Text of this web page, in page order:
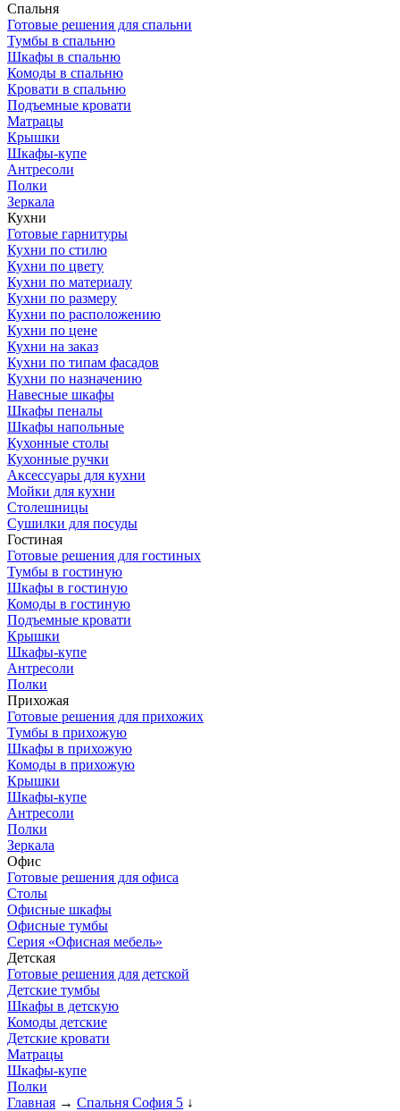
Спальня
Готовые решения для спальни
Тумбы в спальню
Шкафы в спальню
Комоды в спальню
Кровати в спальню
Подъемные кровати
Матрацы
Крышки
Шкафы-купе
Антресоли
Полки
Зеркала
Кухни
Готовые гарнитуры
Кухни по стилю
Кухни по цвету
Кухни по материалу
Кухни по размеру
Кухни по расположению
Кухни по цене
Кухни на заказ
Кухни по типам фасадов
Кухни по назначению
Навесные шкафы
Шкафы пеналы
Шкафы напольные
Кухонные столы
Кухонные ручки
Аксессуары для кухни
Мойки для кухни
Столешницы
Сушилки для посуды
Гостиная
Готовые решения для гостиных
Тумбы в гостиную
Шкафы в гостиную
Комоды в гостиную
Подъемные кровати
Крышки
Шкафы-купе
Антресоли
Полки
Прихожая
Готовые решения для прихожих
Тумбы в прихожую
Шкафы в прихожую
Комоды в прихожую
Крышки
Шкафы-купе
Антресоли
Полки
Зеркала
Офис
Готовые решения для офиса
Столы
Офисные шкафы
Офисные тумбы
Серия «Офисная мебель»
Детская
Готовые решения для детской
Детские тумбы
Шкафы в детскую
Комоды детские
Детские кровати
Матрацы
Шкафы-купе
Полки
Главная → Спальня София 5 ↓